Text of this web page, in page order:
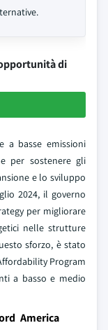
di
a basse emissioni
per sostenere gli
e lo sviluppo
2024, il governo
per migliorare
nelle strutture
sforzo, è stato
Program
a basso e medio
America